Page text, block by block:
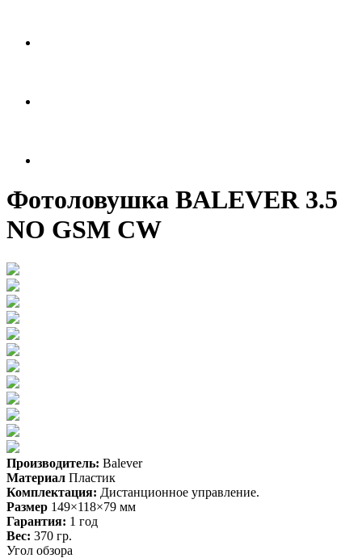
Фотоловушка BALEVER 3.5
NO GSM CW
Производитель: Balever
Материал Пластик
Комплектация: Дистанционное управление.
Размер 149×118×79 мм
Гарантия: 1 год
Вес: 370 гр.
Угол обзора